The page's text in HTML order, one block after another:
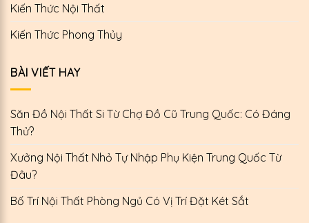
Kiến Thức Nội Thất
Kiến Thức Phong Thủy
BÀI VIẾT HAY
Săn Đồ Nội Thất Si Từ Chợ Đồ Cũ Trung Quốc: Có Đáng
Thử?
Xưởng Nội Thất Nhỏ Tự Nhập Phụ Kiện Trung Quốc Từ
Đâu?
Bố Trí Nội Thất Phòng Ngủ Có Vị Trí Đặt Két Sắt